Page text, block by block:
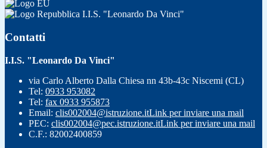
I.I.S. "Leonardo Da Vinci"
Contatti
I.I.S. "Leonardo Da Vinci"
via Carlo Alberto Dalla Chiesa nn 43b-43c Niscemi (CL)
Tel: 0933 953082
Tel: fax 0933 955873
Email: clis002004@istruzione.itLink per inviare una mail
PEC: clis002004@pec.istruzione.itLink per inviare una mail
C.F.: 82002400859